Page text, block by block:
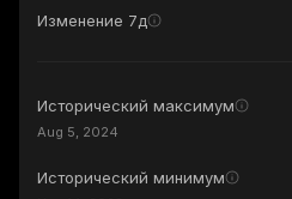
Изменение 7д
Исторический максимум
Aug 5, 2024
Исторический минимум